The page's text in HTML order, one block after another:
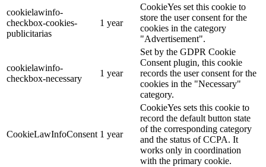
cookielawinfo-
checkbox-cookies-
publicitarias
1 year
CookieYes set this cookie to
store the user consent for the
cookies in the category
"Advertisement".
cookielawinfo-
checkbox-necessary
1 year
Set by the GDPR Cookie
Consent plugin, this cookie
records the user consent for the
cookies in the "Necessary"
category.
CookieLawInfoConsent 1 year
CookieYes sets this cookie to
record the default button state
of the corresponding category
and the status of CCPA. It
works only in coordination
with the primary cookie.